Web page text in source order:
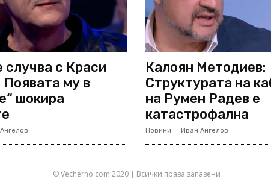
случва с Краси
Появата му в
шокира
Калоян Методиев:
Структурата на
на Румен Радев е
катастрофална
Новини Иван Ангелов
© Vecherno.com 2020 | Всички права запазени